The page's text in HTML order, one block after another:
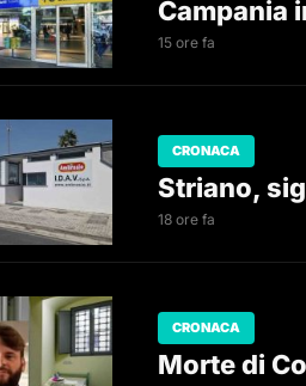
Campania
15 ore fa
CRONACA
Striano,
18 ore fa
CRONACA
Morte di